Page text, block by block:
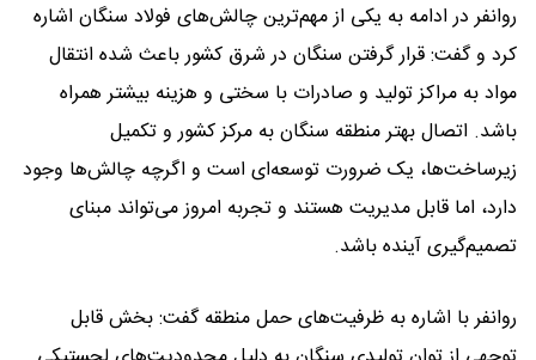
روانفر در ادامه به یکی از مهم‌ترین چالش‌های فولاد سنگان اشاره
کرد و گفت: قرار گرفتن سنگان در شرق کشور باعث شده انتقال
مواد به مراکز تولید و صادرات با سختی و هزینه بیشتر همراه
باشد. اتصال بهتر منطقه سنگان به مرکز کشور و تکمیل
زیرساخت‌ها، یک ضرورت توسعه‌ای است و اگرچه چالش‌ها وجود
دارد، اما قابل مدیریت هستند و تجربه امروز می‌تواند مبنای
تصمیم‌گیری آینده باشد.
روانفر با اشاره به ظرفیت‌های حمل منطقه گفت: بخش قابل